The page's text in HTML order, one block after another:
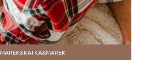
MAREK&KATKA&MAREK